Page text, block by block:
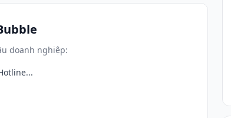
doanh nghiệp: